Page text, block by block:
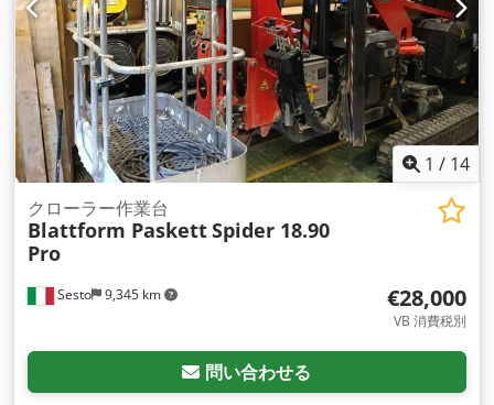
1 / 14
Sesto 9,345 km
クローラー作業台
Blattform PaskettSpider 18.90
Pro
€28,000
VB 消費税別
問い合わせる